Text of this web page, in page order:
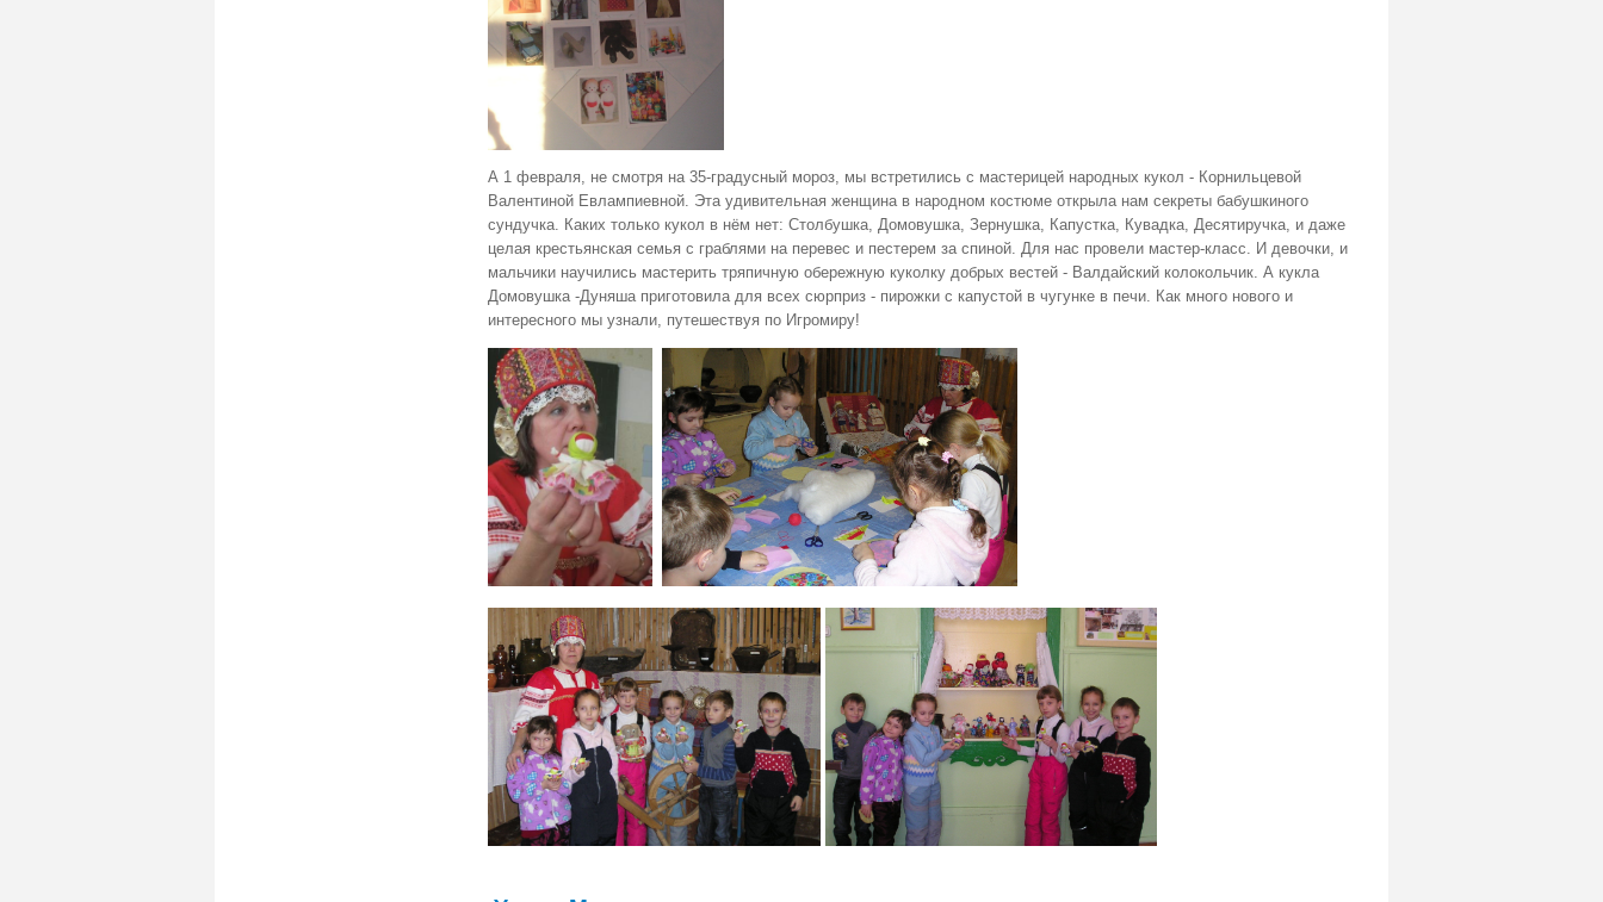
А 1 февраля, не смотря на 35-градусный мороз, мы встретились с мастерицей народных кукол - Корнильцевой
Валентиной Евлампиевной. Эта удивительная женщина в народном костюме открыла нам секреты бабушкиного
сундучка. Каких только кукол в нём нет: Cтолбушка, Домовушка, Зернушка, Капустка, Кувадка, Десятиручка, и даже
целая крестьянская семья с граблями на перевес и пестерем за спиной. Для нас провели мастер-класс. И девочки, и
мальчики научились мастерить тряпичную обережную куколку добрых вестей - Валдайский колокольчик. А кукла
Домовушка -Дуняша приготовила для всех сюрприз - пирожки с капустой в чугунке в печи. Как много нового и
интересного мы узнали, путешествуя по Игромиру!